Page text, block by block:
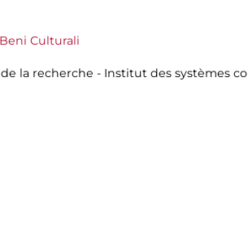
Culturali
la recherche - Institut des systèmes